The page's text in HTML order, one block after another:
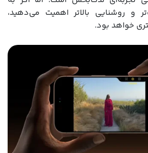
و روشنایی بالاتر اهمیت می‌دهید،
خواهد بود.